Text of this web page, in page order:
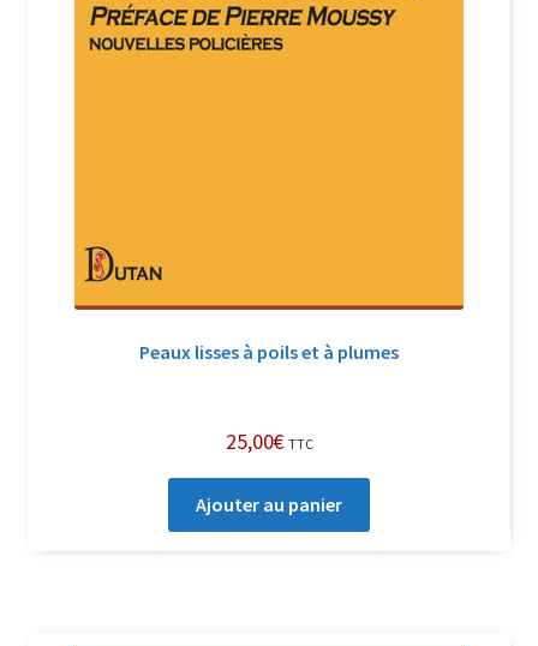
Peaux lisses à poils et à plumes
25,00€ TTC
Ajouter au panier